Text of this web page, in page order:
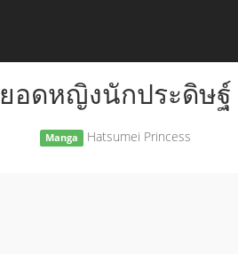
ยอดหญิงนักประดิษฐ์
Manga Hatsumei Princess